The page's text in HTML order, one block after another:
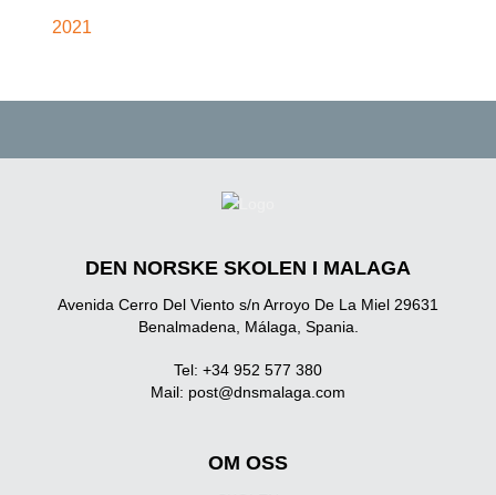
2021
DEN NORSKE SKOLEN I MALAGA
Avenida Cerro Del Viento s/n Arroyo De La Miel 29631
Benalmadena, Málaga, Spania.
Tel: +34 952 577 380
Mail: post@dnsmalaga.com
OM OSS